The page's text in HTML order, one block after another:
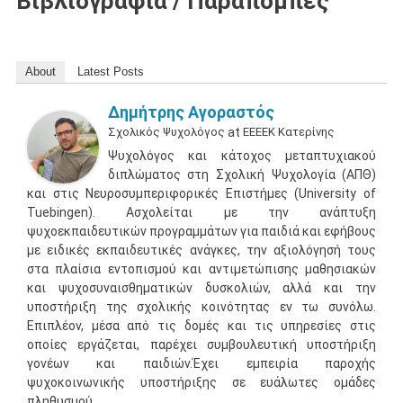
About Latest Posts
Δημήτρης Αγοραστός
Σχολικός Ψυχολόγος at ΕΕΕΕΚ Κατερίνης
Ψυχολόγος και κάτοχος μεταπτυχιακού
διπλώματος στη Σχολική Ψυχολογία (ΑΠΘ)
και στις Νευροσυμπεριφορικές Επιστήμες (University of
Tuebingen). Ασχολείται με την ανάπτυξη
ψυχοεκπαιδευτικών προγραμμάτων για παιδιά και εφήβους
με ειδικές εκπαιδευτικές ανάγκες, την αξιολόγησή τους
στα πλαίσια εντοπισμού και αντιμετώπισης μαθησιακών
και ψυχοσυναισθηματικών δυσκολιών, αλλά και την
υποστήριξη της σχολικής κοινότητας εν τω συνόλω.
Επιπλέον, μέσα από τις δομές και τις υπηρεσίες στις
οποίες εργάζεται, παρέχει συμβουλευτική υποστήριξη
γονέων και παιδιών.Έχει εμπειρία παροχής
ψυχοκοινωνικής υποστήριξης σε ευάλωτες ομάδες